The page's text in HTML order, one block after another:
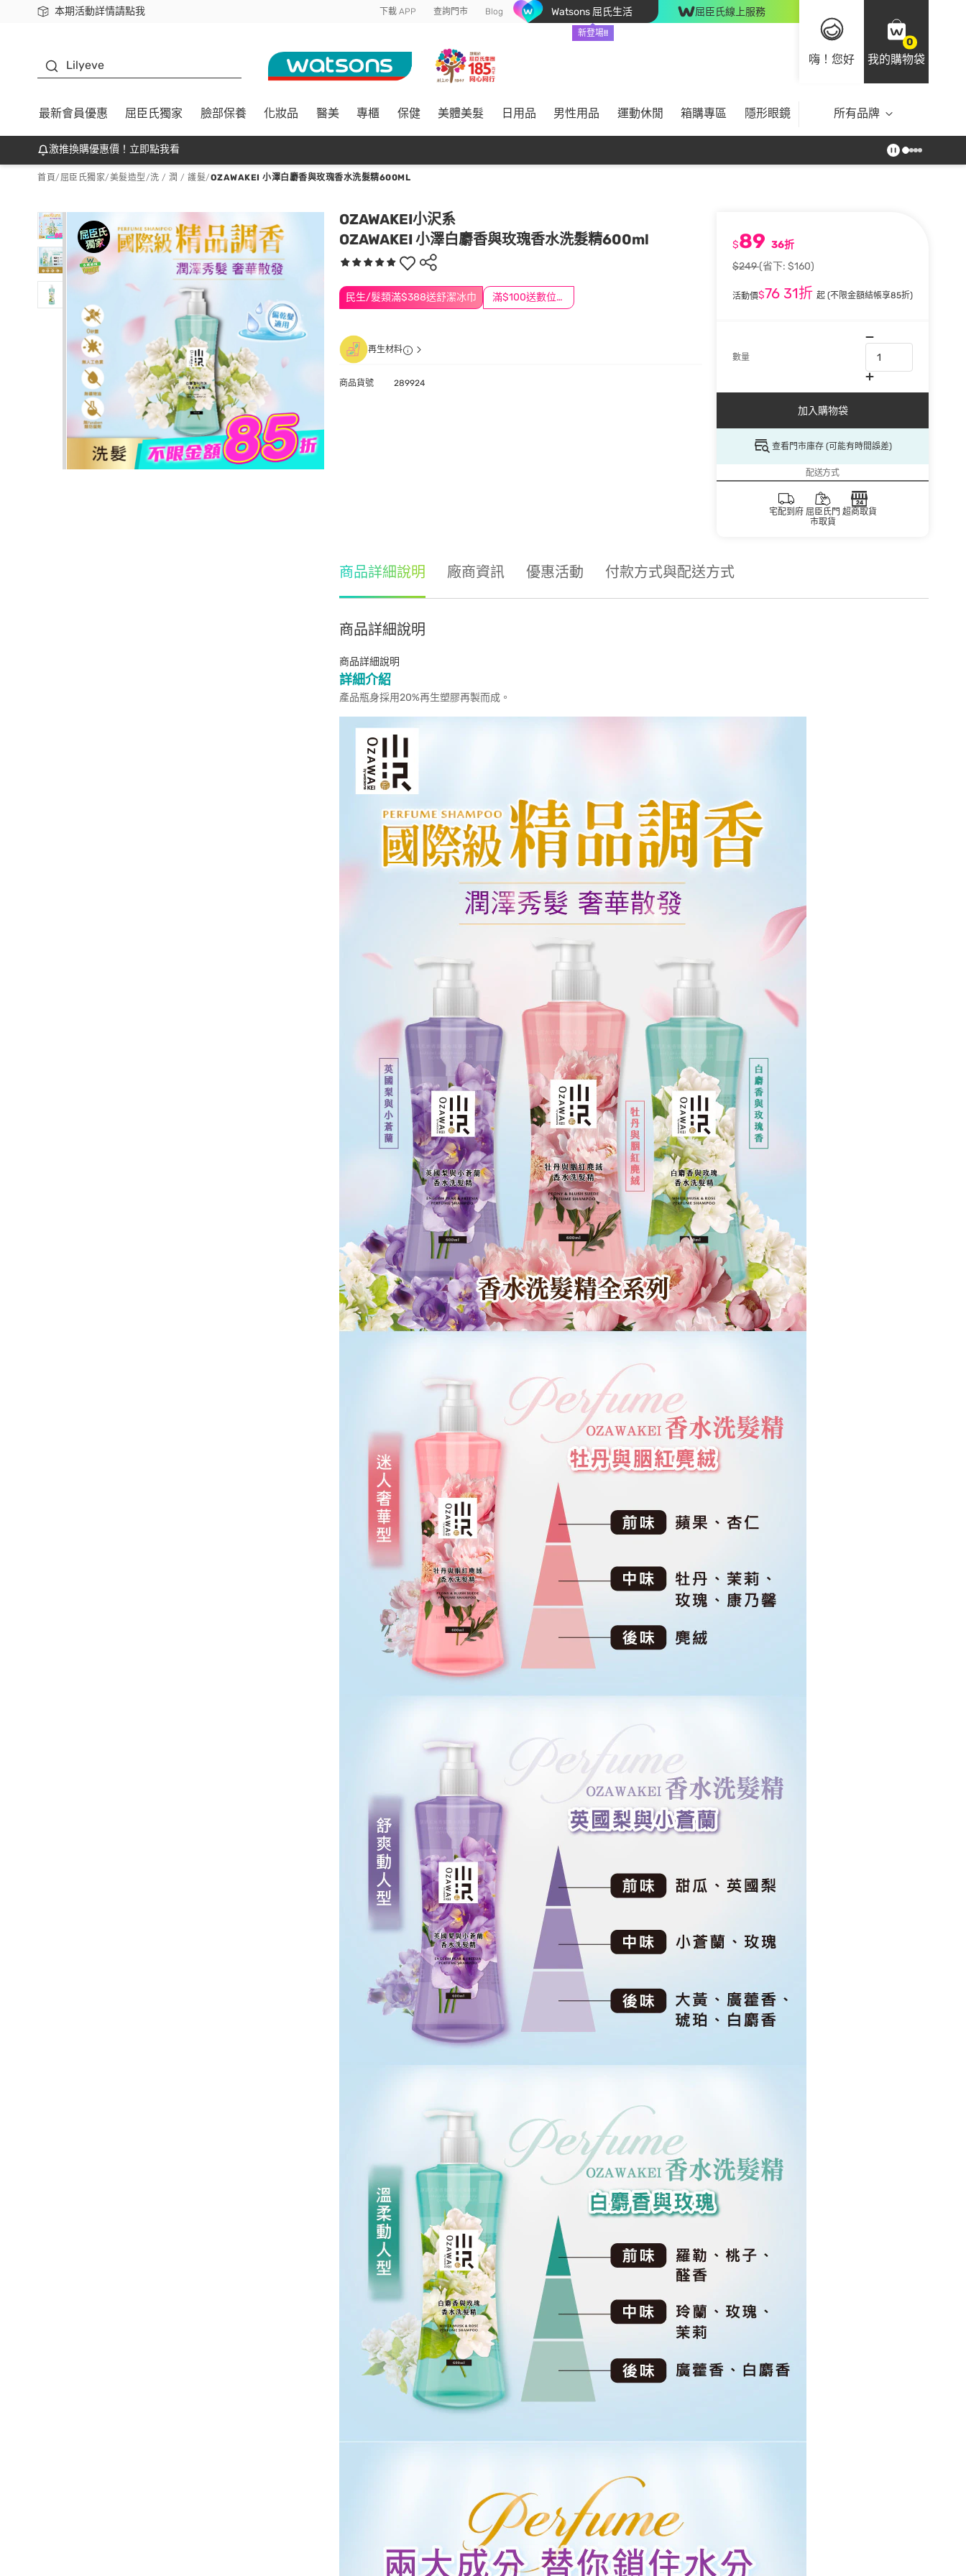
本期活動詳情請點我
下載app最高回饋$350 下載 APP 查詢門市 Blog Watsons 屈氏生活
新登場!!
屈臣氏線上服務
嗨！您好
0
我的購物袋
Lilyeve
最新會員優惠 屈臣氏獨家 臉部保養 化妝品 醫美 專櫃 保健 美體美髮 日用品 男性用品 運動休閒 箱購專區 隱形眼鏡 所有品牌
激推換購優惠價！立即點我看
首頁/ 屈臣氏獨家/美髮造型/洗 / 潤 / 護髮/OZAWAKEI 小澤白麝香與玫瑰香水洗髮精600ML
OZAWAKEI小沢系
OZAWAKEI 小澤白麝香與玫瑰香水洗髮精600ml
民生/髮類滿$388送舒潔冰巾 滿$100送數位印花
$89 36折
$249(省下: $160)
活動價$76 31折 起 (不限金額結帳享85折)
數量
加入購物袋
查看門市庫存 (可能有時間誤差)
配送方式
宅配到府 屈臣氏門
市取貨
超商取貨
再生材料
商品貨號 289924
商品詳細說明 廠商資訊 優惠活動 付款方式與配送方式
商品詳細說明
商品詳細說明
詳細介紹
產品瓶身採用20%再生塑膠再製而成。